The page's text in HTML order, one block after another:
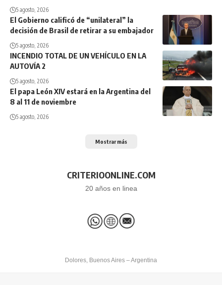
5 agosto, 2026
El Gobierno calificó de “unilateral” la
decisión de Brasil de retirar a su embajador
5 agosto, 2026
INCENDIO TOTAL DE UN VEHÍCULO EN LA
AUTOVÍA 2
5 agosto, 2026
El papa León XIV estará en la Argentina del
8 al 11 de noviembre
5 agosto, 2026
Mostrar más
CRITERIOONLINE.COM
20 años en linea
Dolores, Buenos Aires – Argentina